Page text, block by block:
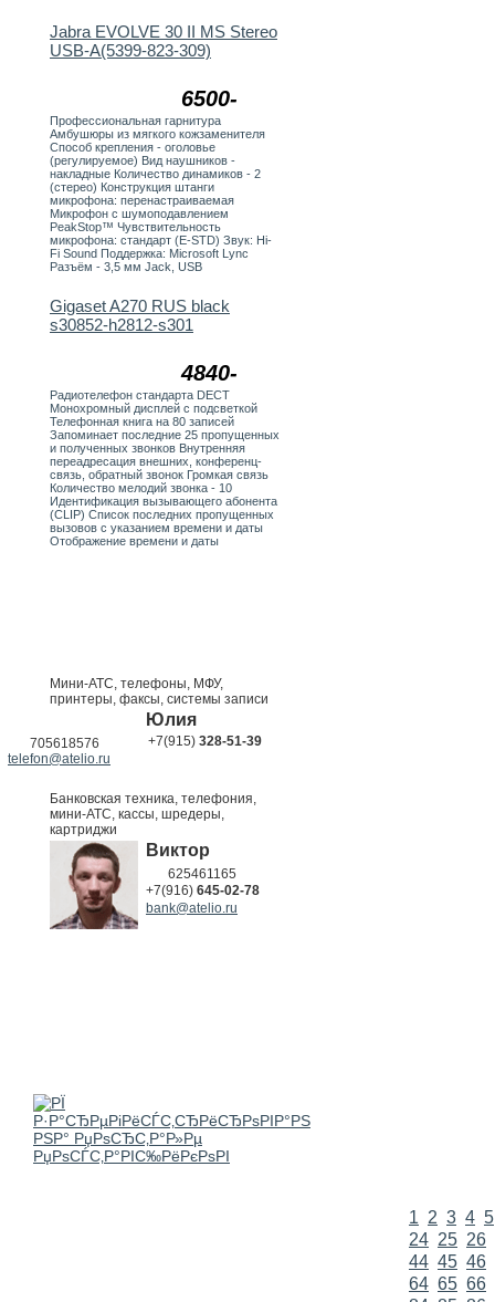
6500-
Jabra EVOLVE 30 II MS Stereo
USB-A(5399-823-309)
Профессиональная гарнитура
Амбушюры из мягкого кожзаменителя
Способ крепления - оголовье
(регулируемое) Вид наушников -
накладные Количество динамиков - 2
(стерео) Конструкция штанги
микрофона: перенастраиваемая
Микрофон с шумоподавлением
PeakStop™ Чувствительность
микрофона: стандарт (E-STD) Звук: Hi-
Fi Sound Поддержка: Microsoft Lync
Разъём - 3,5 мм Jack, USB
4840-
Gigaset A270 RUS black
s30852-h2812-s301
Радиотелефон стандарта DECT
Монохромный дисплей с подсветкой
Телефонная книга на 80 записей
Запоминает последние 25 пропущенных
и полученных звонков Внутренняя
переадресация внешних, конференц-
связь, обратный звонок Громкая связь
Количество мелодий звонка - 10
Идентификация вызывающего абонента
(CLIP) Список последних пропущенных
вызовов с указанием времени и даты
Отображение времени и даты
Мини-АТС, телефоны, МФУ,
принтеры, факсы, системы записи
Юлия
705618576 +7(915) 328-51-39
telefon@atelio.ru
Банковская техника, телефония,
мини-АТС, кассы, шредеры,
картриджи
Виктор
625461165
+7(916) 645-02-78
bank@atelio.ru
1 2 3 4 5
24 25 26
44 45 46
64 65 66